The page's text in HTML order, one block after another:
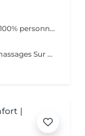
Le Massage Sur Mesure Maanos : un massage 100% personnalisé en fonction de vos besoins et de vos envies !
Le massage DUO est une réservation pour 2 massages Sur Mesure, en même temps dans la même cabine. Les 2 personnes pourront personnaliser leurs massages en fonction de leurs envies. Possibilité de demander 2 cabines séparées en arrivant sur place.